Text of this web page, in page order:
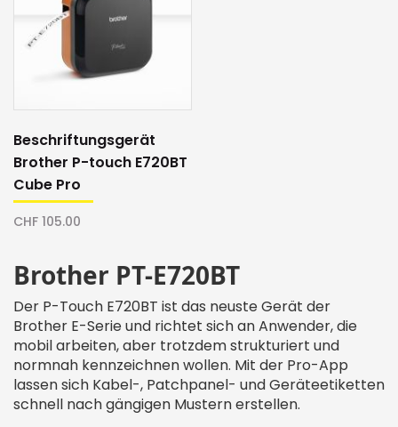
Beschriftungsgerät
Brother P-touch E720BT
Cube Pro
CHF 105.00
Brother PT-E720BT
Der P-Touch E720BT ist das neuste Gerät der
Brother E-Serie und richtet sich an Anwender, die
mobil arbeiten, aber trotzdem strukturiert und
normnah kennzeichnen wollen. Mit der Pro-App
lassen sich Kabel-, Patchpanel- und Geräteetiketten
schnell nach gängigen Mustern erstellen.